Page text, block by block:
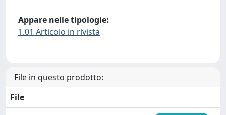
Appare nelle tipologie:
1.01 Articolo in rivista
File in questo prodotto:
File